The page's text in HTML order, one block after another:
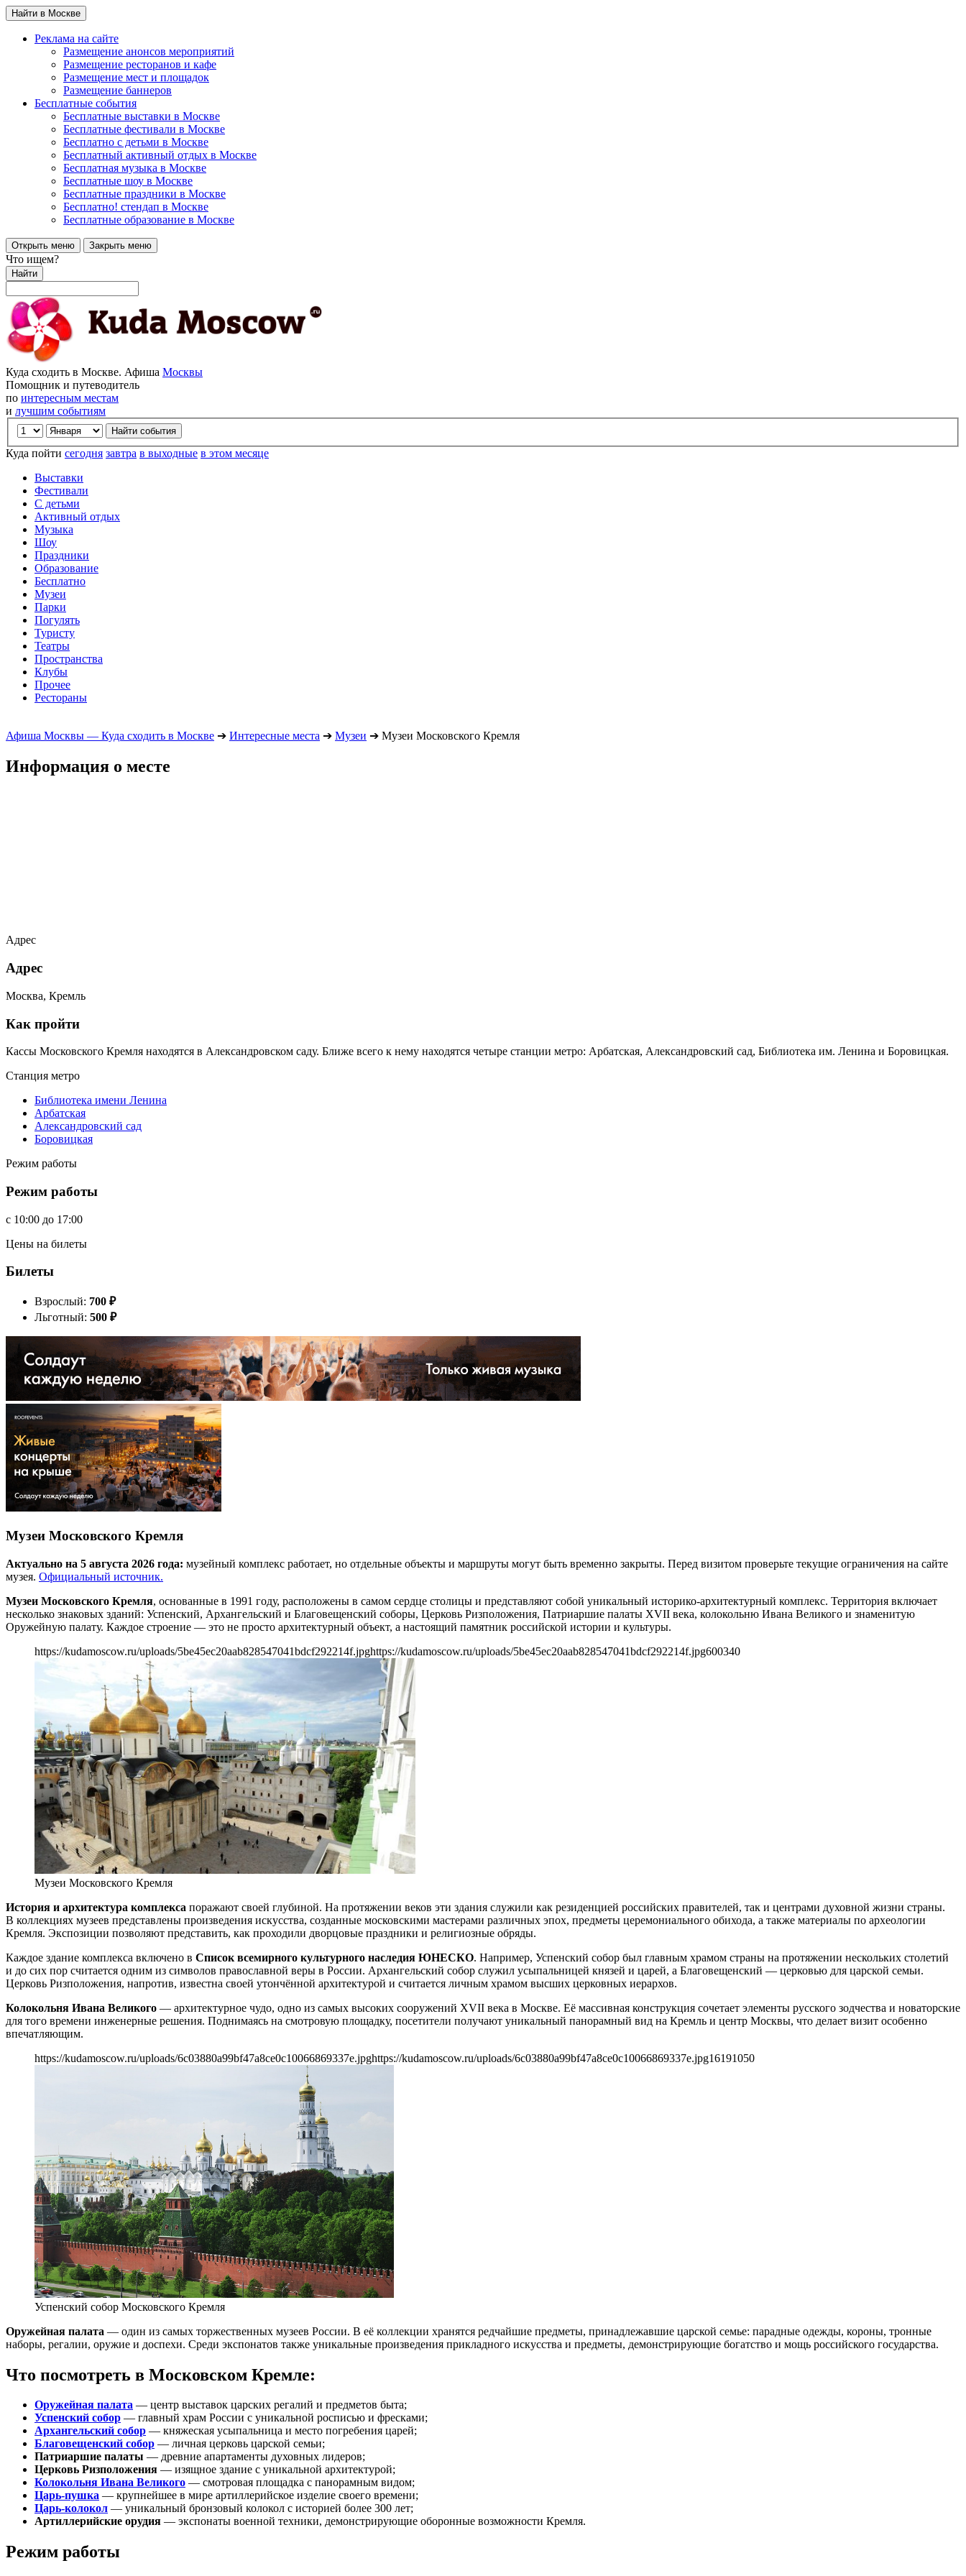
Найти в Москве
Реклама на сайте
Размещение анонсов мероприятий
Размещение ресторанов и кафе
Размещение мест и площадок
Размещение баннеров
Бесплатные события
Бесплатные выставки в Москве
Бесплатные фестивали в Москве
Бесплатно с детьми в Москве
Бесплатный активный отдых в Москве
Бесплатная музыка в Москве
Бесплатные шоу в Москве
Бесплатные праздники в Москве
Бесплатно! стендап в Москве
Бесплатные образование в Москве
Открыть меню Закрыть меню
Что ищем?
Найти
Куда сходить в Москве. Афиша Москвы
Помощник и путеводитель
по интересным местам
и лучшим событиям
Куда пойти сегодня завтра в выходные в этом месяце
Выставки
Фестивали
С детьми
Активный отдых
Музыка
Шоу
Праздники
Образование
Бесплатно
Музеи
Парки
Погулять
Туристу
Театры
Пространства
Клубы
Прочее
Рестораны
Афиша Москвы — Куда сходить в Москве ➔ Интересные места ➔ Музеи ➔ Музеи Московского Кремля
Информация о месте
Адрес
Адрес
Москва, Кремль
Как пройти
Кассы Московского Кремля находятся в Александровском саду. Ближе всего к нему находятся четыре станции метро: Арбатская, Александровский сад, Библиотека им. Ленина и Боровицкая.
Станция метро
Библиотека имени Ленина
Арбатская
Александровский сад
Боровицкая
Режим работы
Режим работы
c 10:00 до 17:00
Цены на билеты
Билеты
Взрослый: 700 ₽
Льготный: 500 ₽
Музеи Московского Кремля
Актуально на 5 августа 2026 года: музейный комплекс работает, но отдельные объекты и маршруты могут быть временно закрыты. Перед визитом проверьте текущие ограничения на сайте
музея. Официальный источник.
Музеи Московского Кремля, основанные в 1991 году, расположены в самом сердце столицы и представляют собой уникальный историко-архитектурный комплекс. Территория включает
несколько знаковых зданий: Успенский, Архангельский и Благовещенский соборы, Церковь Ризположения, Патриаршие палаты XVII века, колокольню Ивана Великого и знаменитую
Оружейную палату. Каждое строение — это не просто архитектурный объект, а настоящий памятник российской истории и культуры.
https://kudamoscow.ru/uploads/5be45ec20aab828547041bdcf292214f.jpghttps://kudamoscow.ru/uploads/5be45ec20aab828547041bdcf292214f.jpg600340
Музеи Московского Кремля
История и архитектура комплекса поражают своей глубиной. На протяжении веков эти здания служили как резиденцией российских правителей, так и центрами духовной жизни страны.
В коллекциях музеев представлены произведения искусства, созданные московскими мастерами различных эпох, предметы церемониального обихода, а также материалы по археологии
Кремля. Экспозиции позволяют представить, как проходили дворцовые праздники и религиозные обряды.
Каждое здание комплекса включено в Список всемирного культурного наследия ЮНЕСКО. Например, Успенский собор был главным храмом страны на протяжении нескольких столетий
и до сих пор считается одним из символов православной веры в России. Архангельский собор служил усыпальницей князей и царей, а Благовещенский — церковью для царской семьи.
Церковь Ризположения, напротив, известна своей утончённой архитектурой и считается личным храмом высших церковных иерархов.
Колокольня Ивана Великого — архитектурное чудо, одно из самых высоких сооружений XVII века в Москве. Её массивная конструкция сочетает элементы русского зодчества и новаторские
для того времени инженерные решения. Поднимаясь на смотровую площадку, посетители получают уникальный панорамный вид на Кремль и центр Москвы, что делает визит особенно
впечатляющим.
https://kudamoscow.ru/uploads/6c03880a99bf47a8ce0c10066869337e.jpghttps://kudamoscow.ru/uploads/6c03880a99bf47a8ce0c10066869337e.jpg16191050
Успенский собор Московского Кремля
Оружейная палата — один из самых торжественных музеев России. В её коллекции хранятся редчайшие предметы, принадлежавшие царской семье: парадные одежды, короны, тронные
наборы, регалии, оружие и доспехи. Среди экспонатов также уникальные произведения прикладного искусства и предметы, демонстрирующие богатство и мощь российского государства.
Что посмотреть в Московском Кремле:
Оружейная палата — центр выставок царских регалий и предметов быта;
Успенский собор — главный храм России с уникальной росписью и фресками;
Архангельский собор — княжеская усыпальница и место погребения царей;
Благовещенский собор — личная церковь царской семьи;
Патриаршие палаты — древние апартаменты духовных лидеров;
Церковь Ризположения — изящное здание с уникальной архитектурой;
Колокольня Ивана Великого — смотровая площадка с панорамным видом;
Царь-пушка — крупнейшее в мире артиллерийское изделие своего времени;
Царь-колокол — уникальный бронзовый колокол с историей более 300 лет;
Артиллерийские орудия — экспонаты военной техники, демонстрирующие оборонные возможности Кремля.
Режим работы